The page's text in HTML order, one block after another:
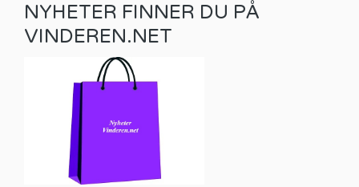
NYHETER FINNER DU PÅ
VINDEREN.NET